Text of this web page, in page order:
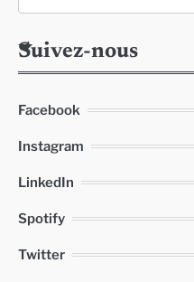
Suivez-nous
Facebook
Instagram
LinkedIn
Spotify
Twitter